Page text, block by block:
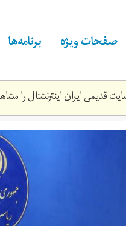
صفحات ویژه برنامه‌ها
قدیمی ایران اینترنشنال را